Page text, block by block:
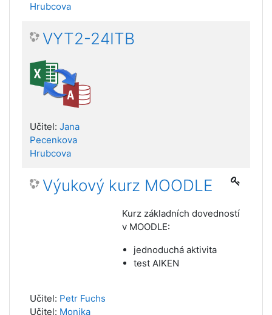
Hrubcova
VYT2-24ITB
Učitel: Jana
Pecenkova
Hrubcova
Výukový kurz MOODLE
Kurz základních dovedností
v MOODLE:
jednoduchá aktivita
test AIKEN
Učitel: Petr Fuchs
Učitel: Monika